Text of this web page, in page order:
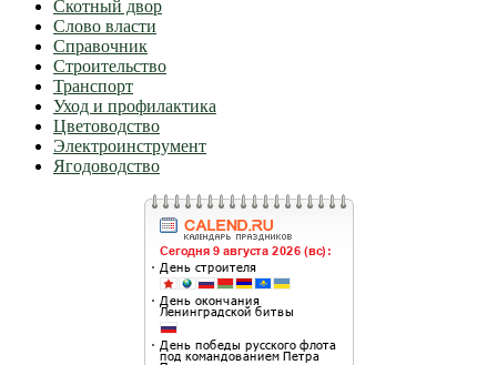
Скотный двор
Слово власти
Справочник
Строительство
Транспорт
Уход и профилактика
Цветоводство
Электроинструмент
Ягодоводство